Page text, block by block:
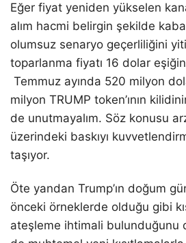
Eğer fiyat yeniden yükselen
alım hacmi belirgin şekilde
olumsuz senaryo geçerliliğini
toparlanma fiyatı 16 dolar
Temmuz ayında 520 milyon
milyon TRUMP token’ının
de unutmayalım. Söz konusu
üzerindeki baskıyı
taşıyor.
Öte yandan Trump’ın doğum
önceki örneklerde olduğu gibi
ateşleme ihtimali bulunduğunu